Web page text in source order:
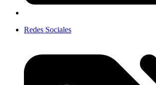
Redes Sociales